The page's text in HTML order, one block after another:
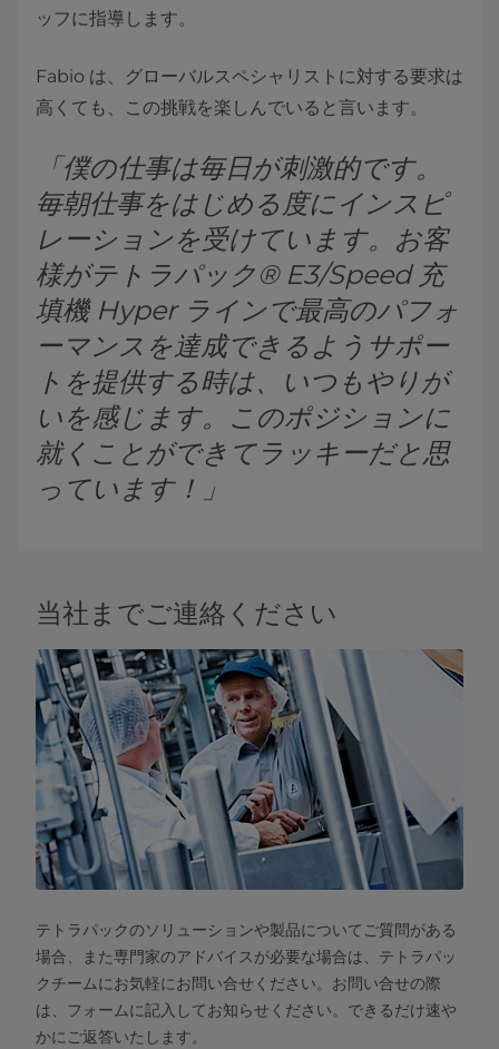
ッフに指導します。
Fabio は、グローバルスペシャリストに対する要求は
高くても、この挑戦を楽しんでいると言います。
「僕の仕事は毎日が刺激的です。
毎朝仕事をはじめる度にインスピ
レーションを受けています。お客
様がテトラパック® E3/Speed 充
填機 Hyper ラインで最高のパフォ
ーマンスを達成できるようサポー
トを提供する時は、いつもやりが
いを感じます。このポジションに
就くことができてラッキーだと思
っています！」
当社までご連絡ください
テトラパックのソリューションや製品についてご質問がある
場合、また専門家のアドバイスが必要な場合は、テトラパッ
クチームにお気軽にお問い合せください。お問い合せの際
は、フォームに記入してお知らせください。できるだけ速や
かにご返答いたします。